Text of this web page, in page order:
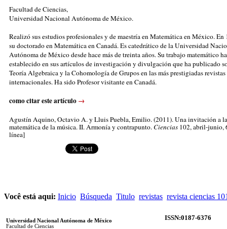
Facultad de Ciencias,
Universidad Nacional Autónoma de México.
Realizó sus estudios profesionales y de maestría en Matemática en México.
su doctorado en Matemática en Canadá. Es catedrático de la Universidad
Autónoma de México desde hace más de treinta años. Su trabajo matemático
establecido en sus artículos de investigación y divulgación que ha publicado
Teoría Algebraica y la Cohomología de Grupos en las más prestigiadas
internacionales. Ha sido Profesor visitante en Canadá.
como citar este artículo →
Agustín Aquino, Octavio A.y Lluis Puebla, Emilio. (2011). Una invitación a
matemática de la música. II. Armonía y contrapunto. Ciencias 102, abril-junio,
línea]
Você está aqui: Inicio Búsqueda Titulo revistas revista ciencias
Universidad Nacional Autónoma de México
Facultad de Ciencias
ISSN:0187-6376